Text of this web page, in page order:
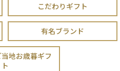
こだわりギフト
有名ブランド
地お歳暮ギフ
ト